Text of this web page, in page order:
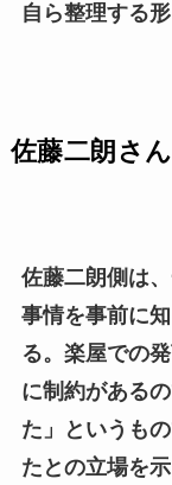
自ら整理する形
佐藤二朗さ
佐藤二朗側は
事情を事前に
る。楽屋での
に制約がある
た」というも
たとの立場を